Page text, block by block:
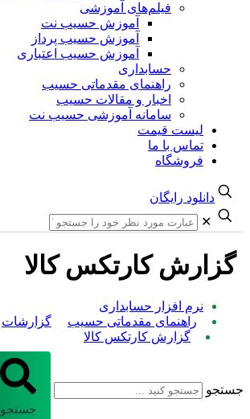
فیلم‌های آموزشی
آموزش حسیب نت
آموزش حسیب پرداز
آموزش حسیب اعتباری
حسابداری
راهنمای مقدماتی حسیب
اخبار و مقالات حسیب
سامانه آموزشی حسیب نت
لیست قیمت
تماس با ما
فروشگاه
دانلود رایگان
✕
گزارش کارتکس کالا
نرم افزار حسابداری
راهنمای مقدماتی حسیب
گزارشات
گزارش کارتکس کالا
جستجو
جستجو